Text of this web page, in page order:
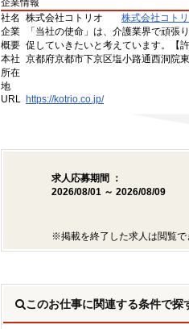
企業情報
社名
株式会社コトリオ
株式会社コト
企業
概要
「当社の使命」は、介護業界で頑
促していきたいと考えています。【
本社
所在
地
京都府京都市下京区塩小路通西洞院
URL https://kotrio.co.jp/
求人応募期間 ：
2026/08/01 ～ 2026/08/09
※掲載を終了した求人は閲覧で
このお仕事に関連する条件で探